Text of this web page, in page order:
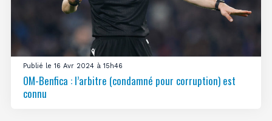
Publié le 16 Avr 2024 à 15h46
OM-Benfica : l’arbitre (condamné pour corruption) est
connu